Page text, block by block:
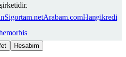
Sigortam.netArabam.comHangikredi
Hesabım